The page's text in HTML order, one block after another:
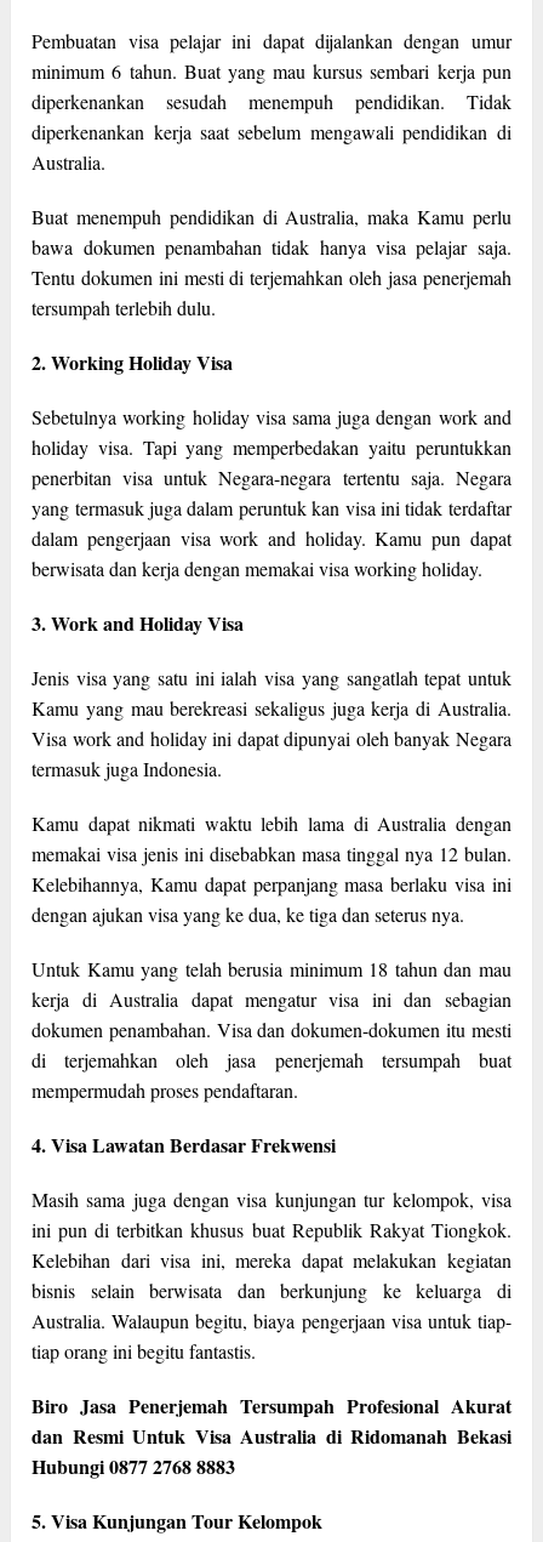
Pembuatan visa pelajar ini dapat dijalankan dengan umur
minimum 6 tahun. Buat yang mau kursus sembari kerja pun
diperkenankan sesudah menempuh pendidikan. Tidak
diperkenankan kerja saat sebelum mengawali pendidikan di
Australia.
Buat menempuh pendidikan di Australia, maka Kamu perlu
bawa dokumen penambahan tidak hanya visa pelajar saja.
Tentu dokumen ini mesti di terjemahkan oleh jasa penerjemah
tersumpah terlebih dulu.
2. Working Holiday Visa
Sebetulnya working holiday visa sama juga dengan work and
holiday visa. Tapi yang memperbedakan yaitu peruntukkan
penerbitan visa untuk Negara-negara tertentu saja. Negara
yang termasuk juga dalam peruntuk kan visa ini tidak terdaftar
dalam pengerjaan visa work and holiday. Kamu pun dapat
berwisata dan kerja dengan memakai visa working holiday.
3. Work and Holiday Visa
Jenis visa yang satu ini ialah visa yang sangatlah tepat untuk
Kamu yang mau berekreasi sekaligus juga kerja di Australia.
Visa work and holiday ini dapat dipunyai oleh banyak Negara
termasuk juga Indonesia.
Kamu dapat nikmati waktu lebih lama di Australia dengan
memakai visa jenis ini disebabkan masa tinggal nya 12 bulan.
Kelebihannya, Kamu dapat perpanjang masa berlaku visa ini
dengan ajukan visa yang ke dua, ke tiga dan seterus nya.
Untuk Kamu yang telah berusia minimum 18 tahun dan mau
kerja di Australia dapat mengatur visa ini dan sebagian
dokumen penambahan. Visa dan dokumen-dokumen itu mesti
di terjemahkan oleh jasa penerjemah tersumpah buat
mempermudah proses pendaftaran.
4. Visa Lawatan Berdasar Frekwensi
Masih sama juga dengan visa kunjungan tur kelompok, visa
ini pun di terbitkan khusus buat Republik Rakyat Tiongkok.
Kelebihan dari visa ini, mereka dapat melakukan kegiatan
bisnis selain berwisata dan berkunjung ke keluarga di
Australia. Walaupun begitu, biaya pengerjaan visa untuk tiap-
tiap orang ini begitu fantastis.
Biro Jasa Penerjemah Tersumpah Profesional Akurat
dan Resmi Untuk Visa Australia di Ridomanah Bekasi
Hubungi 0877 2768 8883
5. Visa Kunjungan Tour Kelompok